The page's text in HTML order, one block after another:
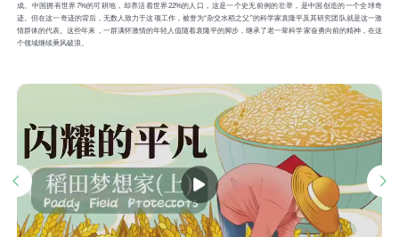
成。中国拥有世界7%的可耕地，却养活着世界22%的人口，这是一个史无前例的壮举，是中国创造的一个全球奇
迹。但在这一奇迹的背后，无数人致力于这项工作，被誉为“杂交水稻之父”的科学家袁隆平及其研究团队就是这一激
情群体的代表。这些年来，一群满怀激情的年轻人值随着袁隆平的脚步，继承了老一辈科学家奋勇向前的精神，在这
个领域继续乘风破浪。